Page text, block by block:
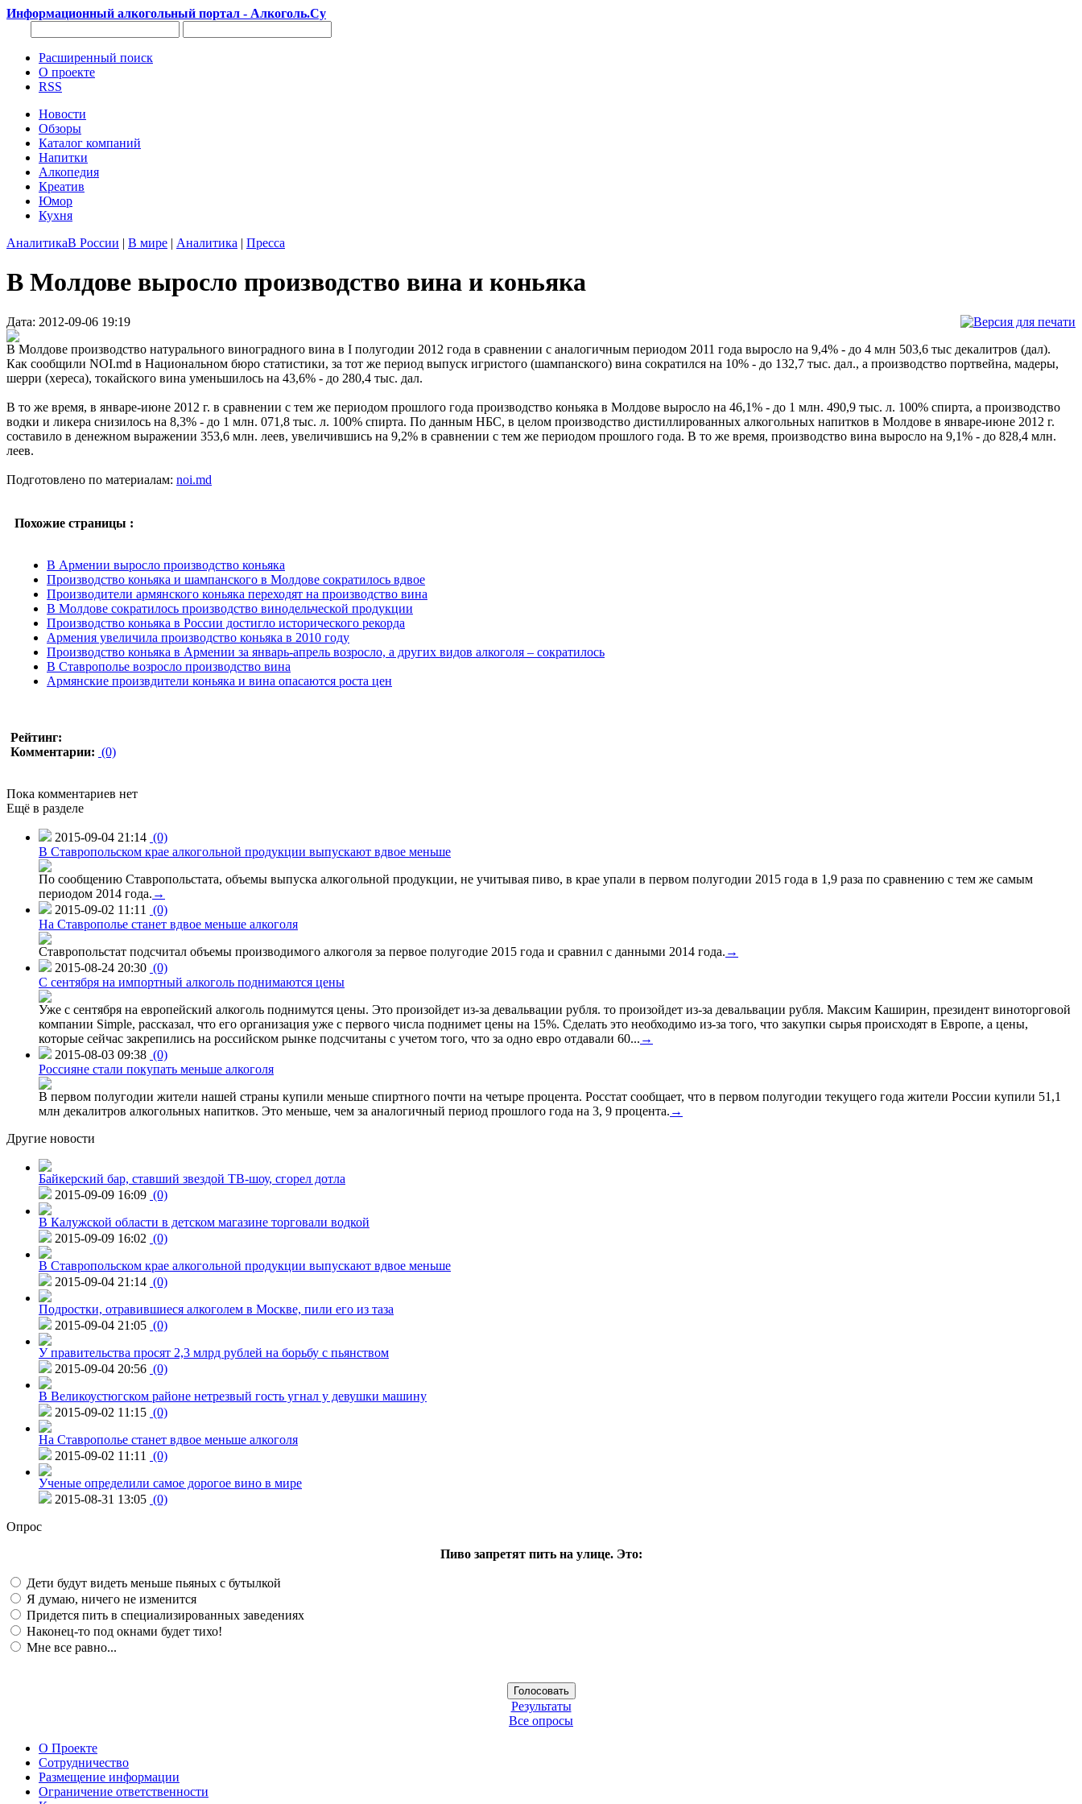
Информационный алкогольный портал - Алкоголь.Су
Расширенный поиск
О проекте
RSS
Новости
Обзоры
Каталог компаний
Напитки
Алкопедия
Креатив
Юмор
Кухня
АналитикаВ России | В мире | Аналитика | Пресса
В Молдове выросло производство вина и коньяка
Дата: 2012-09-06 19:19
В Молдове производство натурального виноградного вина в I полугодии 2012 года в сравнении с аналогичным периодом 2011 года выросло на 9,4% - до 4 млн 503,6 тыс декалитров (дал).
Как сообщили NOI.md в Национальном бюро статистики, за тот же период выпуск игристого (шампанского) вина сократился на 10% - до 132,7 тыс. дал., а производство портвейна, мадеры,
шерри (хереса), токайского вина уменьшилось на 43,6% - до 280,4 тыс. дал.
В то же время, в январе-июне 2012 г. в сравнении с тем же периодом прошлого года производство коньяка в Молдове выросло на 46,1% - до 1 млн. 490,9 тыс. л. 100% спирта, а производство
водки и ликера снизилось на 8,3% - до 1 млн. 071,8 тыс. л. 100% спирта. По данным НБС, в целом производство дистиллированных алкогольных напитков в Молдове в январе-июне 2012 г.
составило в денежном выражении 353,6 млн. леев, увеличившись на 9,2% в сравнении с тем же периодом прошлого года. В то же время, производство вина выросло на 9,1% - до 828,4 млн.
леев.
Подготовлено по материалам: noi.md
Похожие страницы :
В Армении выросло производство коньяка
Производство коньяка и шампанского в Молдове сократилось вдвое
Производители армянского коньяка переходят на производство вина
В Молдове сократилось производство винодельческой продукции
Производство коньяка в России достигло исторического рекорда
Армения увеличила производство коньяка в 2010 году
Производство коньяка в Армении за январь-апрель возросло, а других видов алкоголя – сократилось
В Ставрополье возросло производство вина
Армянские произвдители коньяка и вина опасаются роста цен
Рейтинг:
Комментарии: (0)
Пока комментариев нет
Ещё в разделе
2015-09-04 21:14 (0)
В Ставропольском крае алкогольной продукции выпускают вдвое меньше
По сообщению Ставропольстата, объемы выпуска алкогольной продукции, не учитывая пиво, в крае упали в первом полугодии 2015 года в 1,9 раза по сравнению с тем же самым
периодом 2014 года. →
2015-09-02 11:11
(0)
На Ставрополье станет вдвое меньше алкоголя
Ставропольстат подсчитал объемы производимого алкоголя за первое полугодие 2015 года и сравнил с данными 2014 года. →
2015-08-24 20:30 (0)
C сентября на импортный алкоголь поднимаются цены
Уже с сентября на европейский алкоголь поднимутся цены. Это произойдет из-за девальвации рубля. то произойдет из-за девальвации рубля. Максим Каширин, президент виноторговой
компании Simple, рассказал, что его организация уже с первого числа поднимет цены на 15%. Сделать это необходимо из-за того, что закупки сырья происходят в Европе, а цены,
которые сейчас закрепились на российском рынке подсчитаны с учетом того, что за одно евро отдавали 60... →
2015-08-03 09:38 (0)
Россияне стали покупать меньше алкоголя
В первом полугодии жители нашей страны купили меньше спиртного почти на четыре процента. Росстат сообщает, что в первом полугодии текущего года жители России купили 51,1
млн декалитров алкогольных напитков. Это меньше, чем за аналогичный период прошлого года на 3, 9 процента. →
Другие новости
Байкерский бар, ставший звездой ТВ-шоу, сгорел дотла
2015-09-09 16:09 (0)
В Калужской области в детском магазине торговали водкой
2015-09-09 16:02 (0)
В Ставропольском крае алкогольной продукции выпускают вдвое меньше
2015-09-04 21:14 (0)
Подростки, отравившиеся алкоголем в Москве, пили его из таза
2015-09-04 21:05 (0)
У правительства просят 2,3 млрд рублей на борьбу с пьянством
2015-09-04 20:56 (0)
В Великоустюгском районе нетрезвый гость угнал у девушки машину
2015-09-02 11:15 (0)
На Ставрополье станет вдвое меньше алкоголя
2015-09-02 11:11
(0)
Ученые определили самое дорогое вино в мире
2015-08-31 13:05 (0)
Опрос
Пиво запретят пить на улице. Это:
Дети будут видеть меньше пьяных с бутылкой
Я думаю, ничего не изменится
Придется пить в специализированных заведениях
Наконец-то под окнами будет тихо!
Мне все равно...
Результаты
Все опросы
О Проекте
Сотрудничество
Размещение информации
Ограничение ответственности